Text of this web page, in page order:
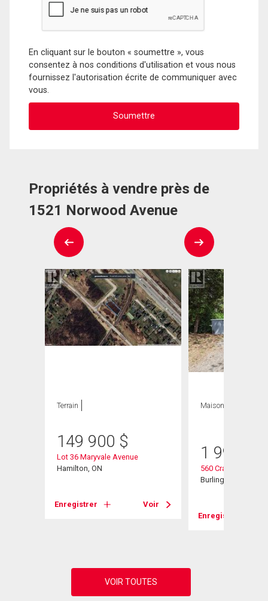
En cliquant sur le bouton « soumettre », vous
consentez à nos conditions d'utilisation et vous nous
fournissez l'autorisation écrite de communiquer avec
vous.
Propriétés à vendre près de
1521 Norwood Avenue
Terrain
149 900 $
Lot 36 Maryvale Avenue
Hamilton, ON
Enregistrer Voir
Maison
1 999
560 Crane Court
Burlington, ON
Enregistrer